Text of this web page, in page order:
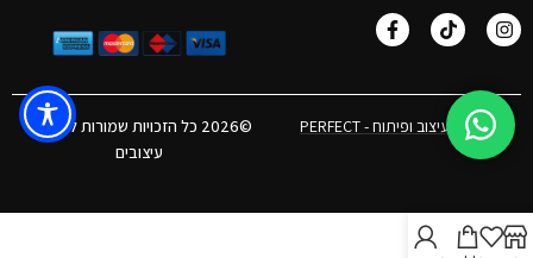
אפיון, עיצוב ופיתוח - PERFECT
©2026 כל הזכויות שמורות לטימבר
עיצובים